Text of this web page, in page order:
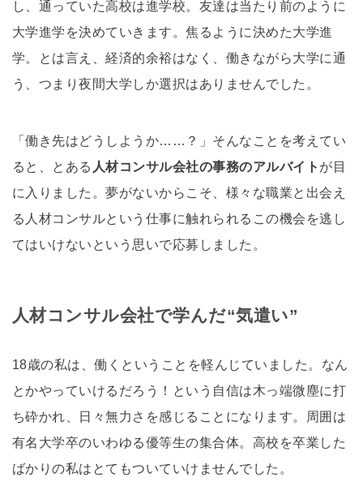
し、通っていた高校は進学校。友達は当たり前のように
大学進学を決めていきます。焦るように決めた大学進
学。とは言え、経済的余裕はなく、働きながら大学に通
う、つまり夜間大学しか選択はありませんでした。
「働き先はどうしようか……？」そんなことを考えてい
ると、とある 人材コンサル会社の事務のアルバイト が目
に入りました。夢がないからこそ、様々な職業と出会え
る人材コンサルという仕事に触れられるこの機会を逃し
てはいけないという思いで応募しました。
人材コンサル会社で学んだ“気遣い”
18歳の私は、働くということを軽んじていました。なん
とかやっていけるだろう！という自信は木っ端微塵に打
ち砕かれ、日々無力さを感じることになります。周囲は
有名大学卒のいわゆる優等生の集合体。高校を卒業した
ばかりの私はとてもついていけませんでした。